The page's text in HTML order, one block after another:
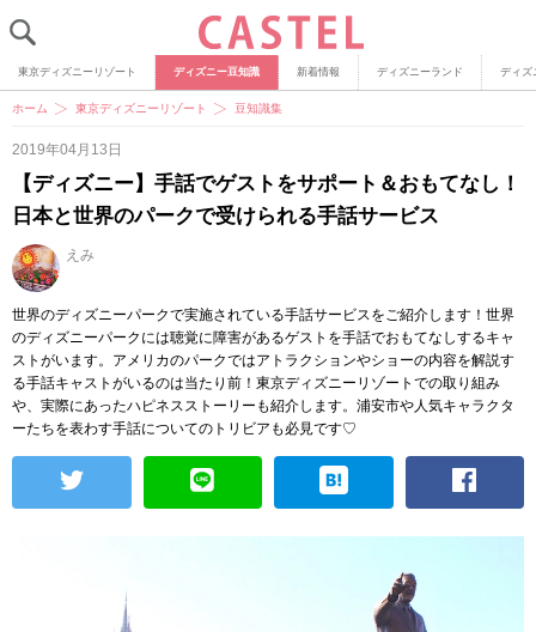
東京ディズニーリゾート ディズニー豆知識 新着情報 ディズニーランド ディズ
ホーム 東京ディズニーリゾート 豆知識集
2019年04月13日
【ディズニー】手話でゲストをサポート＆おもてなし！
日本と世界のパークで受けられる手話サービス
えみ
世界のディズニーパークで実施されている手話サービスをご紹介します！世界
のディズニーパークには聴覚に障害があるゲストを手話でおもてなしするキャ
ストがいます。アメリカのパークではアトラクションやショーの内容を解説す
る手話キャストがいるのは当たり前！東京ディズニーリゾートでの取り組み
や、実際にあったハピネスストーリーも紹介します。浦安市や人気キャラクタ
ーたちを表わす手話についてのトリビアも必見です♡